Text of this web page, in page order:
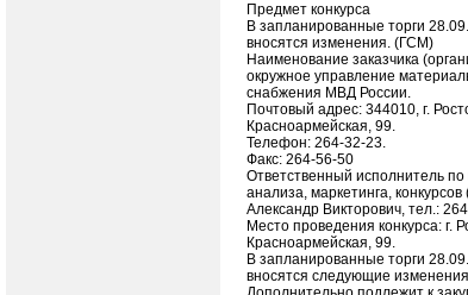
Предмет конкурса
В запланированные торги
вносятся изменения. (ГСМ)
Наименование заказчика
окружное управление
снабжения МВД России.
Почтовый адрес: 344010, г.
Красноармейская, 99.
Телефон: 264-32-23.
Факс: 264-56-50
Ответственный исполнитель по
анализа, маркетинга,
Александр Викторович, тел.:
Место проведения конкурса: г.
Красноармейская, 99.
В запланированные торги
вносятся следующие